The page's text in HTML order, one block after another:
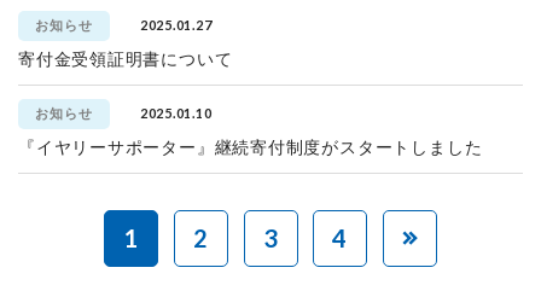
お知らせ 2025.01.27
寄付金受領証明書について
お知らせ 2025.01.10
『イヤリーサポーター』継続寄付制度がスタートしました
1 2 3 4